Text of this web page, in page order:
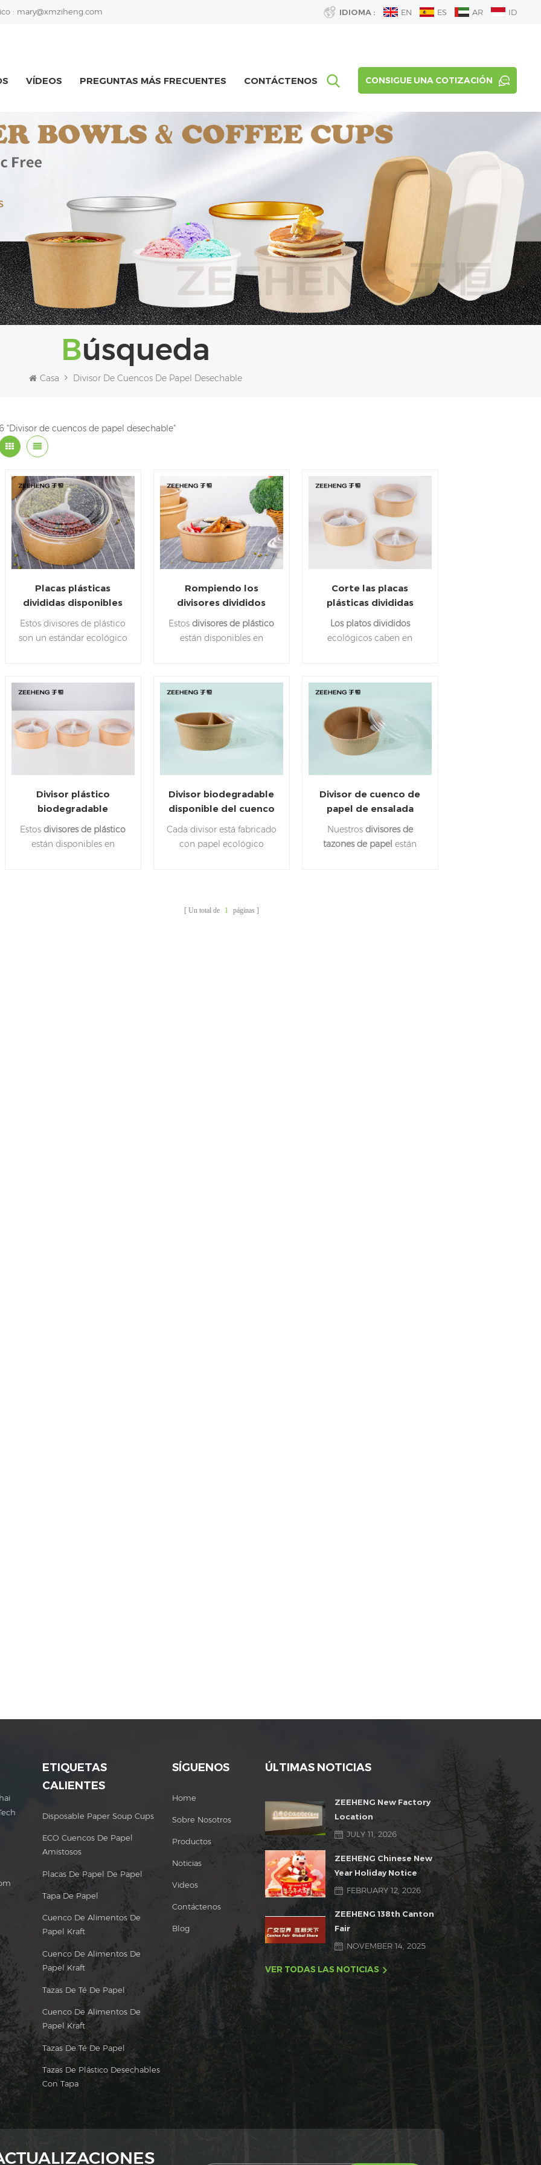
IDIOMA : EN ES AR ID
: mary@xmziheng.com
CONSIGUE UNA COTIZACIÓN
VÍDEOS PREGUNTAS MÁS FRECUENTES CONTÁCTENOS
Búsqueda
Casa Divisor De Cuencos De Papel Desechable
6 "Divisor de cuencos de papel desechable"
Placas plásticas
divididas disponibles
microonda del ODM
Estos divisores de plástico
son un estándar ecológico
calidad alimentaria. Sin
BPA. Maravillosas bandejas
seccionales para
microondas.
Rompiendo los
divisores divididos
disponibles
resistentes del cuenco
de papel de las placas
Estosdivisores de plástico
están disponibles en
aperitivos, platos
principales y opciones
para llevar, es una
excelente manera de
hacer una declaración de
elegancia y preocupación
Corte las placas
plásticas divididas
disponibles
resistentes que
rompen el material de
Los platos divididos
ecológicos caben en
delicias en su lugar de
forma segura. Los tazones,
platos y tapas son
perfectos para servir
comidas.
Divisor plástico
biodegradable
disponible del cuenco
de papel de ensalada
del ODM
Estosdivisores de plástico
están disponibles en
Divisor biodegradable
disponible del cuenco
de papel de la
ensalada del OEM para
llevar
Cada divisor está fabricado
con papel ecológico
tamaños diferentes.
Divisor de cuenco de
papel de ensalada
desechable de calidad
alimentaria para llevar
Nuestros divisores de
tazones de papel están
Un total de 1 páginas
ETIQUETAS
CALIENTES
Disposable Paper Soup Cups
ECO Cuencos De Papel
Amistosos
Placas De Papel De Papel
Tapa De Papel
Cuenco De Alimentos De
Papel Kraft
Cuenco De Alimentos De
Papel Kraft
Tazas De Té De Papel
Cuenco De Alimentos De
Papel Kraft
Tazas De Té De Papel
Tazas De Plástico Desechables
Con Tapa
SÍGUENOS
Home
Sobre Nosotros
Productos
Noticias
Videos
Contáctenos
Blog
ÚLTIMAS NOTICIAS
ZEEHENG New Factory
Location
JULY 11, 2026
ZEEHENG Chinese New
Year Holiday Notice
FEBRUARY 12, 2026
ZEEHENG 138th Canton
Fair
NOVEMBER 14, 2025
VER TODAS LAS NOTICIAS